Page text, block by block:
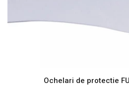
Ochelari de protectie